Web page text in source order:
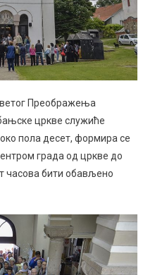
Преображења
цркве служиће
око пола десет, формира се
града од цркве до
часова бити обављено